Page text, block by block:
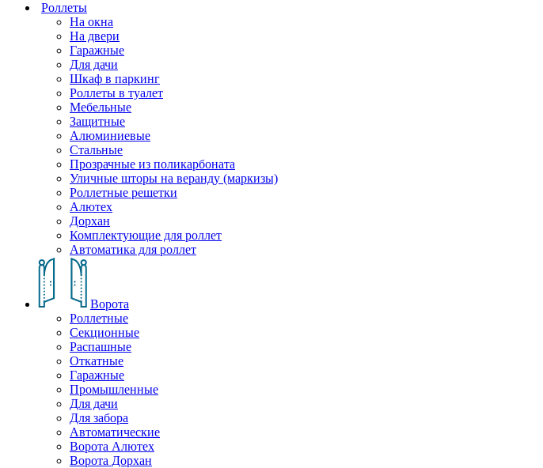
Роллеты
На окна
На двери
Гаражные
Для дачи
Шкаф в паркинг
Роллеты в туалет
Мебельные
Защитные
Алюминиевые
Стальные
Прозрачные из поликарбоната
Уличные шторы на веранду (маркизы)
Роллетные решетки
Алютех
Дорхан
Комплектующие для роллет
Автоматика для роллет
Ворота
Роллетные
Секционные
Распашные
Откатные
Гаражные
Промышленные
Для дачи
Для забора
Автоматические
Ворота Алютех
Ворота Дорхан